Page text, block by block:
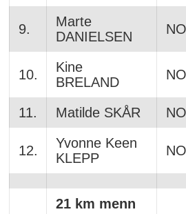
9.
Marte
DANIELSEN
10.
Kine
BRELAND
11. Matilde SKÅR
12.
Yvonne Keen
KLEPP
21 km menn